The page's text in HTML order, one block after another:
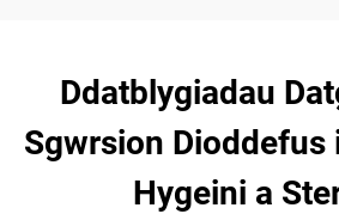
Ddatblygiadau
Sgwrsion Dioddefus
Hygeini a